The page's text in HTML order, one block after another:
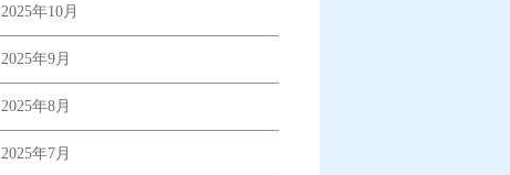
2025年10月
2025年9月
2025年8月
2025年7月